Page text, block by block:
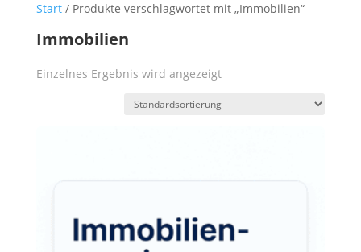
Start/ Produkte verschlagwortet mit „Immobilien“
Immobilien
Einzelnes Ergebnis wird angezeigt